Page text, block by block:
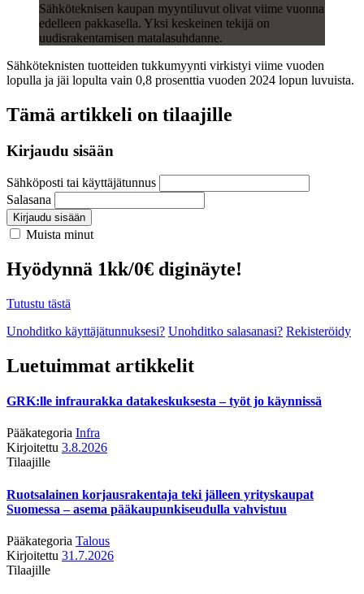
Sähköteknisen kaupan myyntiluvut olivat viime vuonna
edelleen pakkasella. Yksi keskeinen tekijä on
uudisrakentamisen matalasuhdanne.
Sähköteknisten tuotteiden tukkumyynti virkistyi viime vuoden
lopulla ja jäi lopulta vain 0,8 prosenttia vuoden 2024 lopun luvuista.
Tämä artikkeli on tilaajille
Kirjaudu sisään
Sähköposti tai käyttäjätunnus
Salasana
Kirjaudu sisään
Muista minut
Hyödynnä 1kk/0€ diginäyte!
Tutustu tästä
Unohditko käyttäjätunnuksesi? Unohditko salasanasi? Rekisteröidy
Luetuimmat artikkelit
GRK:lle infraurakka datakeskuksesta – työt jo käynnissä
Pääkategoria Infra
Kirjoitettu 3.8.2026
Tilaajille
Ruotsalainen korjausrakentaja teki jälleen yrityskaupat
Suomessa – asema pääkaupunkiseudulla vahvistuu
Pääkategoria Talous
Kirjoitettu 31.7.2026
Tilaajille